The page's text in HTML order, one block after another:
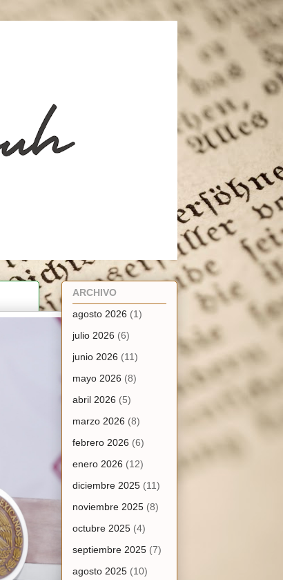
ARCHIVO
agosto 2026 (1)
julio 2026 (6)
junio 2026 (11)
mayo 2026 (8)
abril 2026 (5)
marzo 2026 (8)
febrero 2026 (6)
enero 2026 (12)
diciembre 2025 (11)
noviembre 2025 (8)
octubre 2025 (4)
septiembre 2025 (7)
agosto 2025 (10)